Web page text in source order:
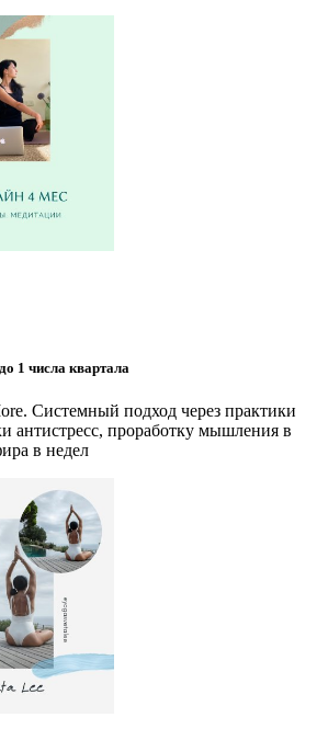
1 числа квартала
Системный подход через практики
антистресс, проработку мышления в
в недел